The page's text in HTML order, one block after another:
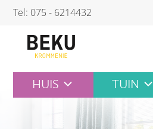
Skip
content
Tel: 075 - 6214432
HUIS TUIN